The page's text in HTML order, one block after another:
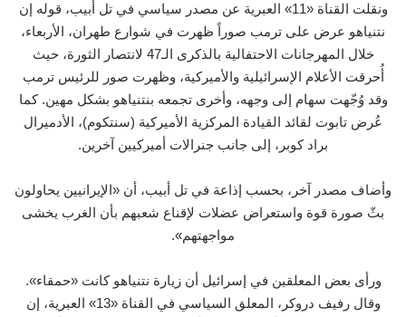
ونقلت القناة «11» العبرية عن مصدر سياسي في تل أبيب، قوله إن
نتنياهو عرض على ترمب صوراً ظهرت في شوارع طهران، الأربعاء،
خلال المهرجانات الاحتفالية بالذكرى الـ47 لانتصار الثورة، حيث
أُحرقت الأعلام الإسرائيلية والأميركية، وظهرت صور للرئيس ترمب
وقد وُجّهت سهام إلى وجهه، وأخرى تجمعه بنتنياهو بشكل مهين. كما
عُرض تابوت لقائد القيادة المركزية الأميركية (سنتكوم)، الأدميرال
براد كوبر، إلى جانب جنرالات أميركيين آخرين.
وأضاف مصدر آخر، بحسب إذاعة في تل أبيب، أن «الإيرانيين يحاولون
بثّ صورة قوة واستعراض عضلات لإقناع شعبهم بأن الغرب يخشى
مواجهتهم».
ورأى بعض المعلقين في إسرائيل أن زيارة نتنياهو كانت «حمقاء».
وقال رفيف دروكر، المعلق السياسي في القناة «13» العبرية، إن